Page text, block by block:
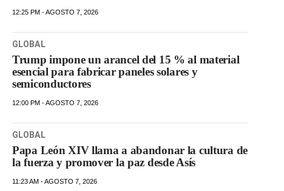
12:25 PM - AGOSTO 7, 2026
GLOBAL
Trump impone un arancel del 15 % al material
esencial para fabricar paneles solares y
semiconductores
12:00 PM - AGOSTO 7, 2026
GLOBAL
Papa León XIV llama a abandonar la cultura de
la fuerza y promover la paz desde Asís
11:23 AM - AGOSTO 7, 2026